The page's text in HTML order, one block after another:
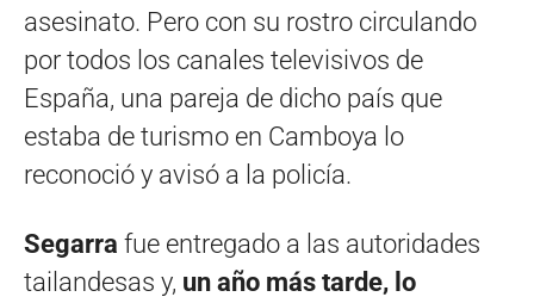
asesinato. Pero con su rostro circulando
por todos los canales televisivos de
España, una pareja de dicho país que
estaba de turismo en Camboya lo
reconoció y avisó a la policía.
Segarra fue entregado a las autoridades
tailandesas y, un año más tarde, lo